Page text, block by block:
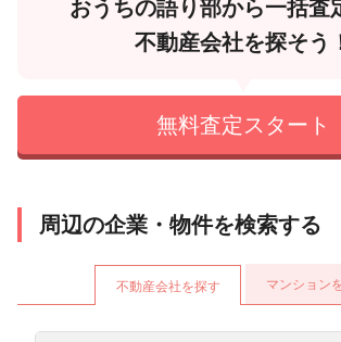
おうちの語り部から一括査
不動産会社を探そう
無料査定スタート
周辺の企業・物件を検索する
不動産会社を探す マンション